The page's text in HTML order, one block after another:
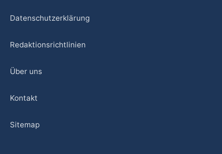
Datenschutzerklärung
Redaktionsrichtlinien
Über uns
Kontakt
Sitemap